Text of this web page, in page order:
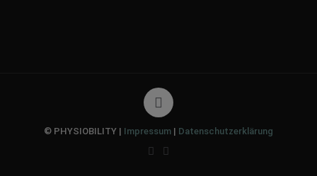
© PHYSIOBILITY | Impressum | Datenschutzerklärung